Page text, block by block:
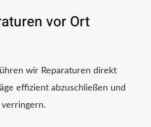
vor Ort
wir Reparaturen direkt
effizient abzuschließen und